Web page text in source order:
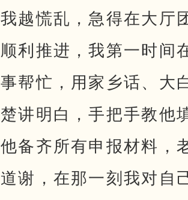
我越慌乱，急得在大厅
顺利推进，我第一时间
事帮忙，用家乡话、大
楚讲明白，手把手教他
他备齐所有申报材料，
道谢，在那一刻我对自